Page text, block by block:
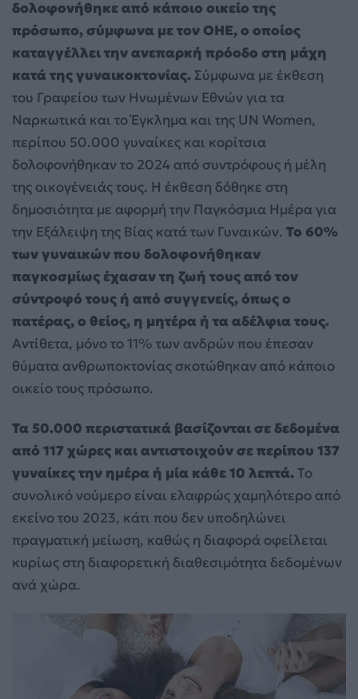
δολοφονήθηκε από κάποιο οικείο της
πρόσωπο, σύμφωνα με τον ΟΗΕ, ο οποίος
καταγγέλλει την ανεπαρκή πρόοδο στη μάχη
κατά της γυναικοκτονίας. Σύμφωνα με έκθεση
του Γραφείου των Ηνωμένων Εθνών για τα
Ναρκωτικά και το Έγκλημα και της UN Women,
περίπου 50.000 γυναίκες και κορίτσια
δολοφονήθηκαν το 2024 από συντρόφους ή μέλη
της οικογένειάς τους. Η έκθεση δόθηκε στη
δημοσιότητα με αφορμή την Παγκόσμια Ημέρα για
την Εξάλειψη της Βίας κατά των Γυναικών. Το 60%
των γυναικών που δολοφονήθηκαν
παγκοσμίως έχασαν τη ζωή τους από τον
σύντροφό τους ή από συγγενείς, όπως ο
πατέρας, ο θείος, η μητέρα ή τα αδέλφια τους.
Αντίθετα, μόνο το 11% των ανδρών που έπεσαν
θύματα ανθρωποκτονίας σκοτώθηκαν από κάποιο
οικείο τους πρόσωπο.
Τα 50.000 περιστατικά βασίζονται σε δεδομένα
από 117 χώρες και αντιστοιχούν σε περίπου 137
γυναίκες την ημέρα ή μία κάθε 10 λεπτά.Το
συνολικό νούμερο είναι ελαφρώς χαμηλότερο από
εκείνο του 2023, κάτι που δεν υποδηλώνει
πραγματική μείωση, καθώς η διαφορά οφείλεται
κυρίως στη διαφορετική διαθεσιμότητα δεδομένων
ανά χώρα.